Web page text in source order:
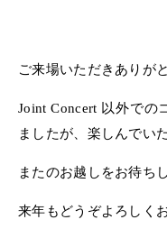
ご来場いただきありが
Joint Concert 以外での
ましたが、楽しんでい
またのお越しをお待ち
来年もどうぞよろしく